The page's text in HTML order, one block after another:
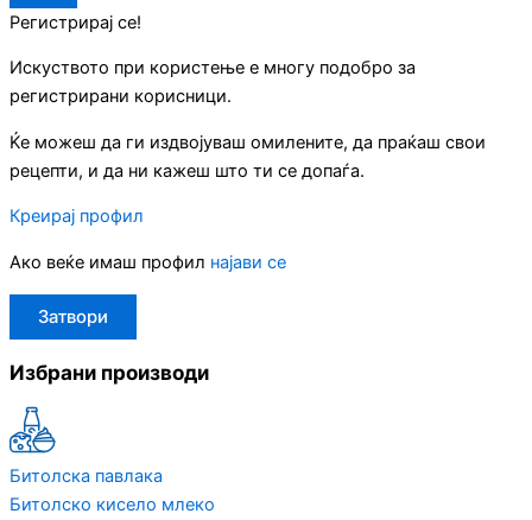
Регистрирај се!
Искуството при користење е многу подобро за
регистрирани корисници.
Ќе можеш да ги издвојуваш омилените, да праќаш свои
рецепти, и да ни кажеш што ти се допаѓа.
Креирај профил
Ако веќе имаш профил најави се
Затвори
Избрани производи
Битолска павлака
Битолско кисело млеко